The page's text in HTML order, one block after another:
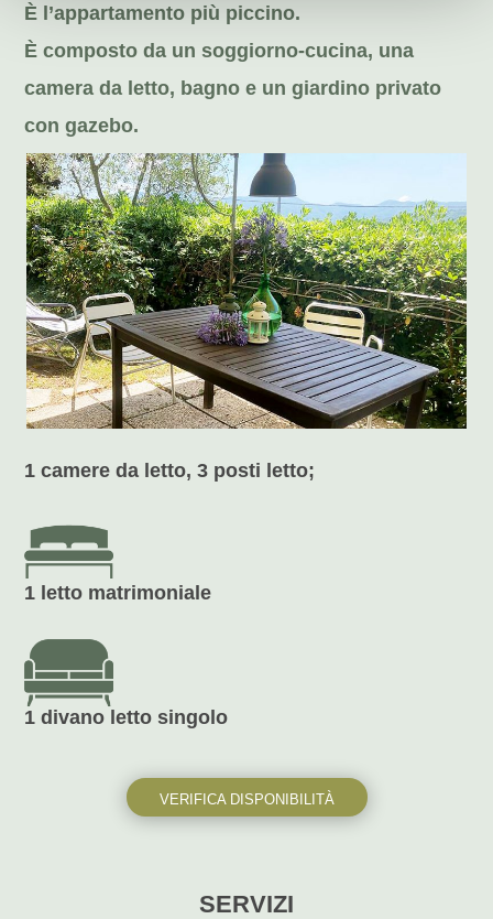
È l’appartamento più piccino.
È composto da un soggiorno-cucina, una
camera da letto, bagno e un giardino privato
con gazebo.
1 camere da letto, 3 posti letto;
1 letto matrimoniale
1 divano letto singolo
VERIFICA DISPONIBILITÀ
SERVIZI